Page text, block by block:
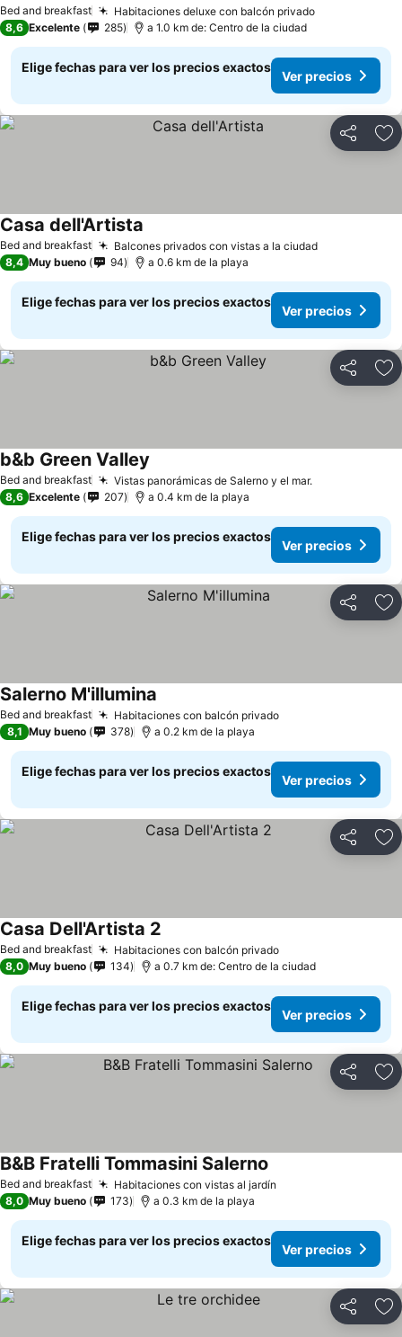
Bed and breakfast Habitaciones deluxe con balcón privado
8,6 Excelente 285 a 1.0 km de: Centro de la ciudad
Elige fechas para ver los precios exactos
Ver precios
Compartir
Bed and breakfast Balcones privados con vistas a la ciudad
Casa dell'Artista
8,4 Muy bueno 94 a 0.6 km de la playa
Elige fechas para ver los precios exactos
Ver precios
Compartir
Bed and breakfast Vistas panorámicas de Salerno y el mar.
b&b Green Valley
8,6 Excelente 207 a 0.4 km de la playa
Elige fechas para ver los precios exactos
Ver precios
Compartir
Bed and breakfast Habitaciones con balcón privado
Salerno M'illumina
8,1 Muy bueno 378 a 0.2 km de la playa
Elige fechas para ver los precios exactos
Ver precios
Compartir
Bed and breakfast Habitaciones con balcón privado
Casa Dell'Artista 2
8,0 Muy bueno 134 a 0.7 km de: Centro de la ciudad
Elige fechas para ver los precios exactos
Ver precios
Compartir
Bed and breakfast Habitaciones con vistas al jardín
B&B Fratelli Tommasini Salerno
8,0 Muy bueno 173 a 0.3 km de la playa
Elige fechas para ver los precios exactos
Ver precios
Compartir